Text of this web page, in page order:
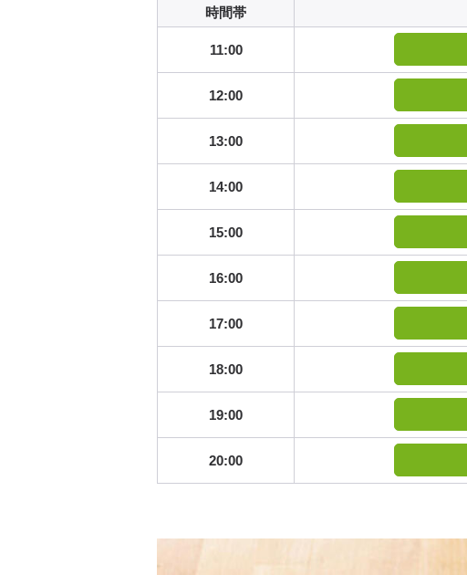
時間帯
11:00
12:00
13:00
14:00
15:00
16:00
17:00
18:00
19:00
20:00